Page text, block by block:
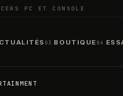
PC ET CONSOLE
03 BOUTIQUE 04